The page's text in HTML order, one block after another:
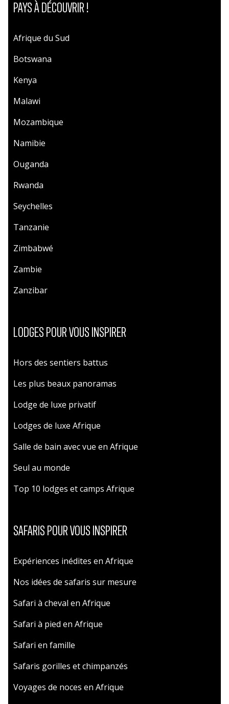
PAYS À DÉCOUVRIR !
Afrique du Sud
Botswana
Kenya
Malawi
Mozambique
Namibie
Ouganda
Rwanda
Seychelles
Tanzanie
Zimbabwé
Zambie
Zanzibar
LODGES POUR VOUS INSPIRER
Hors des sentiers battus
Les plus beaux panoramas
Lodge de luxe privatif
Lodges de luxe Afrique
Salle de bain avec vue en Afrique
Seul au monde
Top 10 lodges et camps Afrique
SAFARIS POUR VOUS INSPIRER
Expériences inédites en Afrique
Nos idées de safaris sur mesure
Safari à cheval en Afrique
Safari à pied en Afrique
Safari en famille
Safaris gorilles et chimpanzés
Voyages de noces en Afrique